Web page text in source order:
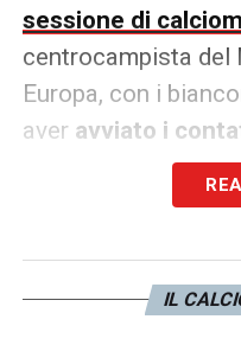
sessione di
centrocampista del
Europa, con i
aver avviato i
che si augura
medesimo
IL